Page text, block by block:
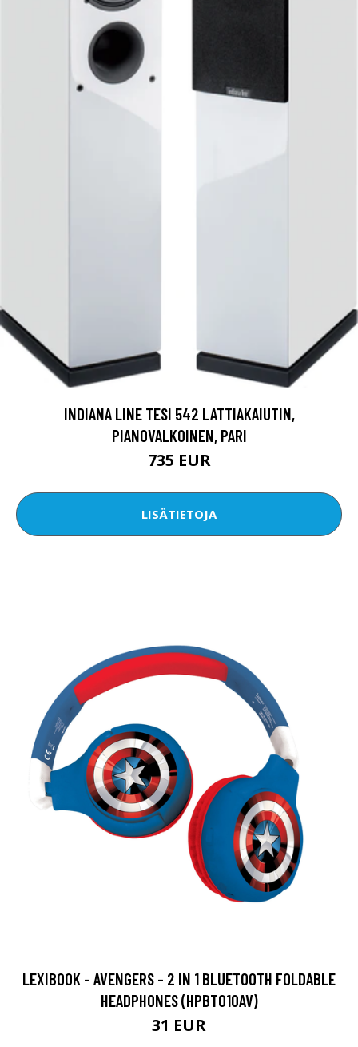
INDIANA LINE TESI 542 LATTIAKAIUTIN,
PIANOVALKOINEN, PARI
735 EUR
LISÄTIETOJA
LEXIBOOK - AVENGERS - 2 IN 1 BLUETOOTH FOLDABLE
HEADPHONES (HPBT010AV)
31 EUR